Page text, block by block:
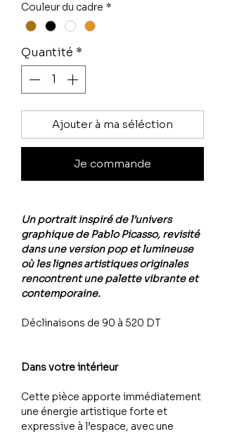
Couleur du cadre *
Quantité *
Ajouter à ma séléction
Je commande
Un portrait inspiré de l’univers
graphique de Pablo Picasso, revisité
dans une version pop et lumineuse
où les lignes artistiques originales
rencontrent une palette vibrante et
contemporaine.
Déclinaisons de 90 à 520 DT
Dans votre intérieur
Cette pièce apporte immédiatement
une énergie artistique forte et
expressive à l’espace, avec une